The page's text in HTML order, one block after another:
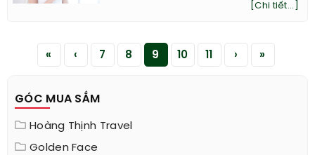
[Chi tiết...]
« ‹ 7 8 9 10 › »
GÓC MUA SẮM
Hoàng Thịnh Travel
Golden Face